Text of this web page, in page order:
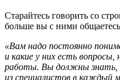
Старайтесь говорить со
больше вы с ними
«Вам надо постоянно
и какие у них есть
работы. Вы должны
из специалистов в каждый